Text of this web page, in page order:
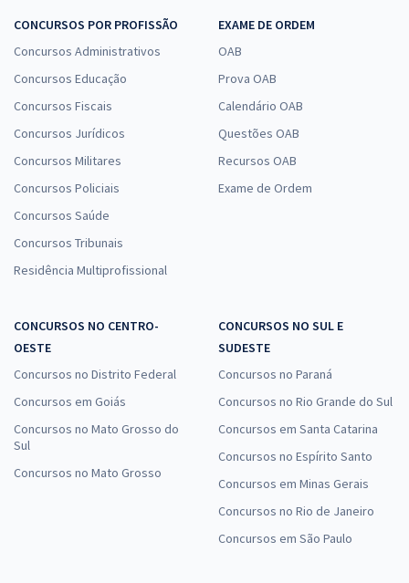
CONCURSOS POR PROFISSÃO
Concursos Administrativos
Concursos Educação
Concursos Fiscais
Concursos Jurídicos
Concursos Militares
Concursos Policiais
Concursos Saúde
Concursos Tribunais
Residência Multiprofissional
EXAME DE ORDEM
OAB
Prova OAB
Calendário OAB
Questões OAB
Recursos OAB
Exame de Ordem
CONCURSOS NO CENTRO-
OESTE
Concursos no Distrito Federal
Concursos em Goiás
Concursos no Mato Grosso do
Sul
Concursos no Mato Grosso
CONCURSOS NO SUL E
SUDESTE
Concursos no Paraná
Concursos no Rio Grande do Sul
Concursos em Santa Catarina
Concursos no Espírito Santo
Concursos em Minas Gerais
Concursos no Rio de Janeiro
Concursos em São Paulo